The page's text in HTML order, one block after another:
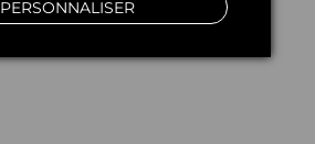
PERSONNALISER